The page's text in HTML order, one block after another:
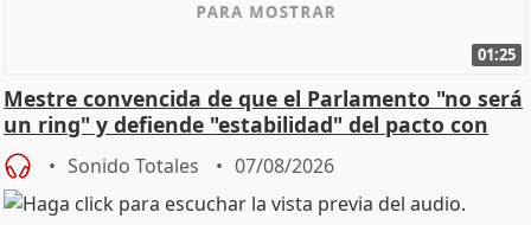
01:25
Mestre convencida de que el Parlamento "no será
un ring" y defiende "estabilidad" del pacto con
Vox
Sonido Totales 07/08/2026